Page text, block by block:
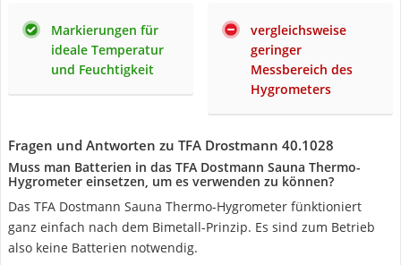
Markierungen für
ideale Temperatur
und Feuchtigkeit
vergleichsweise
geringer
Messbereich des
Hygrometers
Fragen und Antworten zu TFA Drostmann 40.1028
Muss man Batterien in das TFA Dostmann Sauna Thermo-
Hygrometer einsetzen, um es verwenden zu können?
Das TFA Dostmann Sauna Thermo-Hygrometer fünktioniert
ganz einfach nach dem Bimetall-Prinzip. Es sind zum Betrieb
also keine Batterien notwendig.